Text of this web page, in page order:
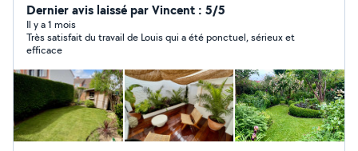
mon savoir-faire à votre service pour tous vos projets
d'aménagement extérieur. Que ce soit pour la création
de jardins, l'entretien de vos espaces verts ou la
conception de paysages sur mesure, je vous
accompagne pour concrétiser vos envies. N'hésitez pas
à me contacter pour échanger sur votre projet !
Dernier avis laissé par Vincent : 5/5
Il y a 1 mois
Très satisfait du travail de Louis qui a été ponctuel, sérieux et
efficace